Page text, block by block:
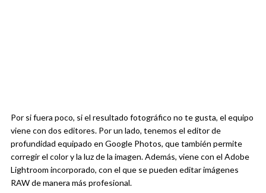
Por si fuera poco, si el resultado fotográfico no te gusta, el equipo
viene con dos editores. Por un lado, tenemos el editor de
profundidad equipado en Google Photos, que también permite
corregir el color y la luz de la imagen. Además, viene con el Adobe
Lightroom incorporado, con el que se pueden editar imágenes
RAW de manera más profesional.